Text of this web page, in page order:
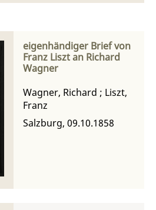
eigenhändiger Brief von
Franz Liszt an Richard
Wagner
Wagner, Richard ; Liszt,
Franz
Salzburg, 09.10.1858